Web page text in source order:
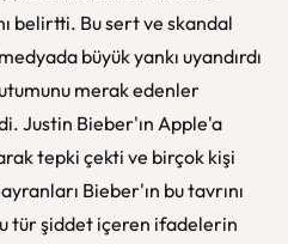
belirtti. Bu sert ve skandal
büyük yankı uyandırdı
merak edenler
Justin Bieber'ın Apple'a
tepki çekti ve birçok kişi
Bieber'ın bu tavrını
tür şiddet içeren ifadelerin